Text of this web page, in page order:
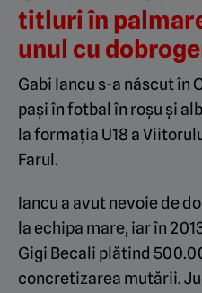
titluri în
unul cu
Gabi Iancu s-a născut în
pași în fotbal în roșu și
la formația U18 a
Farul.
Iancu a avut nevoie de
la echipa mare, iar în
Gigi Becali plătind
concretizarea mutării.